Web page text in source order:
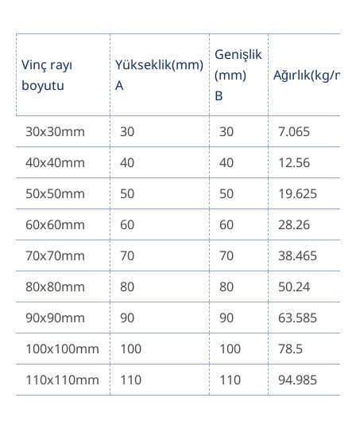
Vinç rayı
boyutu
Yükseklik(mm)
A
Genişlik
(mm)
B
Ağırlık(kg/m)
30x30mm 30 30
7.065
40x40mm
40 40
12.56
50x50mm
50 50
19.625
60x60mm
60 60
28.26
70x70mm
70 70
38.465
80x80mm
80 80
50.24
90x90mm
90 90
63.585
100x100mm
100 100
78.5
110x110mm
110 110 94.985